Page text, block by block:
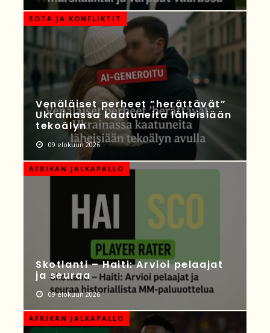
SOTA JA KONFLIKTIT
Venäläiset perheet ”herättävät”
Ukrainassa kaatuneita läheisiään
tekoälyn
09 elokuun 2026
AFRIKAN JALKAPALLO
Skotlanti – Haiti: Arvioi pelaajat
ja seuraa
09 elokuun 2026
AFRIKAN JALKAPALLO